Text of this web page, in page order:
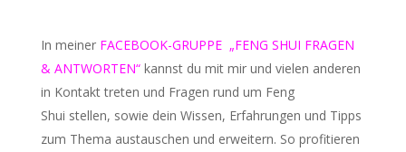
In meiner FACEBOOK-GRUPPE „FENG SHUI FRAGEN
& ANTWORTEN“kannst du mit mir und vielen anderen
in Kontakt treten und Fragen rund um Feng
Shui stellen, sowie dein Wissen, Erfahrungen und Tipps
zum Thema austauschen und erweitern. So profitieren